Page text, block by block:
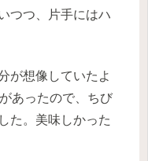
つつ、片手にはハ
が想像していたよ
あったので、ちび
た。美味しかった